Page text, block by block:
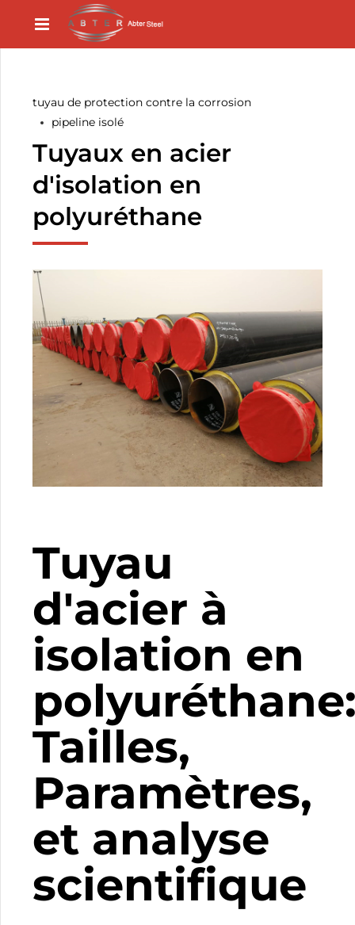
tuyau de protection contre la corrosion
pipeline isolé
Tuyaux en acier
d'isolation en
polyuréthane
Tuyau
d'acier à
isolation en
Tailles,
Paramètres,
et analyse
scientifique